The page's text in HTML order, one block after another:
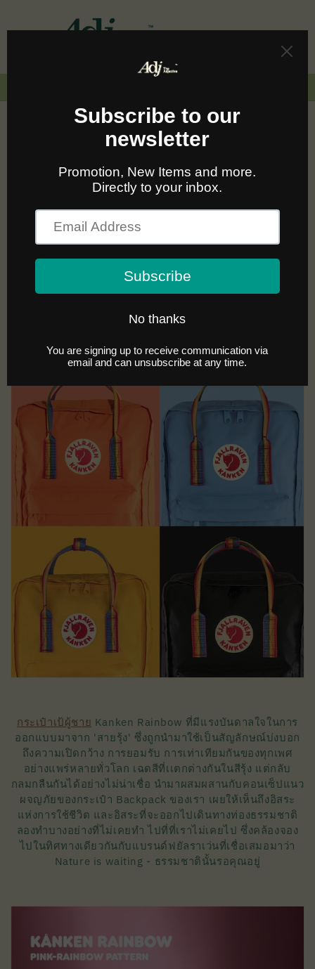
Kånken Rainbow I Fjallraven
MARCH 14, 2023
กระเป๋าเป้ผู้ชาย Kanken Rainbow ที่มีแรงบันดาลใจในการ
ออกแบบมาจาก 'สายรุ้ง' ซึ่งถูกนำมาใช้เป็นสัญลักษณ์บ่งบอก
ถึงความเปิดกว้าง การยอมรับ การเท่าเทียมกันของทุกเพศ
อย่างแพร่หลายทั่วโลก เฉดสีที่เเตกต่างกันในสีรุ้ง แต่กลับ
กลมกลืนกันได้อย่างไม่น่าเชื่อ นำมาผสมผสานกับคอนเซ็ปแนว
ผจญภัยของกระเป๋า Backpack ของเรา เผยให้เห็นถึงอิสระ
แห่งการใช้ชีวิต และอิสระที่จะออกไปเดินทางท่องธรรมชาติ
ลองทำบางอย่างที่ไม่เคยทำ ไปที่ที่เราไม่เคยไป ซึ่งคล้องจอง
ไปในทิศทางเดียวกันกับแบรนด์ฟยัลราเว่นที่เชื่อเสมอมาว่า
Nature is waiting - ธรรมชาตินั้นรอคุณอยู่